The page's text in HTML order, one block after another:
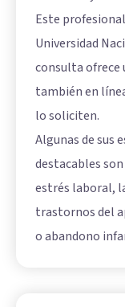
Este
Universidad
consulta ofrece
también en
lo soliciten.
Algunas de sus
destacables
estrés laboral,
trastornos del
o abandono